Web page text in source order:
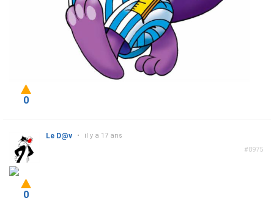
0
#8975
Le D@v • il y a 17 ans
0